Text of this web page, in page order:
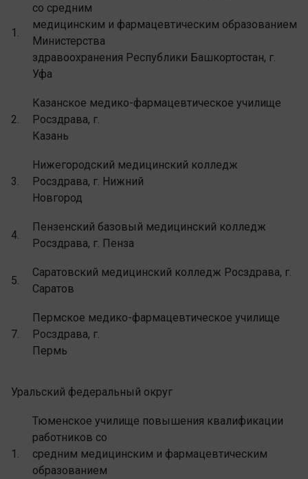
1.
со средним
медицинским и фармацевтическим образованием
Министерства
здравоохранения Республики Башкортостан, г.
Уфа
2.
Казанское медико-фармацевтическое училище
Росздрава, г.
Казань
3.
Нижегородский медицинский колледж
Росздрава, г. Нижний
Новгород
4.
Пензенский базовый медицинский колледж
Росздрава, г. Пенза
5.
Саратовский медицинский колледж Росздрава, г.
Саратов
7.
Пермское медико-фармацевтическое училище
Росздрава, г.
Пермь
Уральский федеральный округ
1.
Тюменское училище повышения квалификации
работников со
средним медицинским и фармацевтическим
образованием